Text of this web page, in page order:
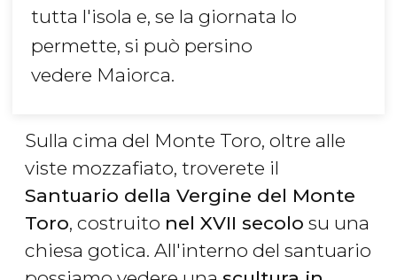
tutta l'isola e, se la giornata lo
permette, si può persino
vedere Maiorca.
Sulla cima del Monte Toro, oltre alle
viste mozzafiato, troverete il
Santuario della Vergine del Monte
Toro, costruito nel XVII secolo su una
chiesa gotica. All'interno del santuario